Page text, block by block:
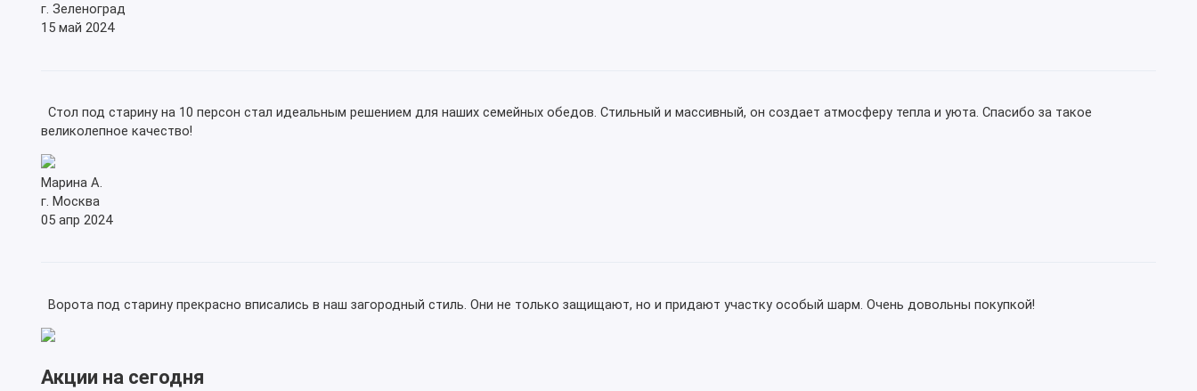
г. Зеленоград
15 май 2024
Стол под старину на 10 персон стал идеальным решением для наших семейных обедов. Стильный и массивный, он создает атмосферу тепла и уюта. Спасибо за такое
великолепное качество!
Марина А.
г. Москва
05 апр 2024
Ворота под старину прекрасно вписались в наш загородный стиль. Они не только защищают, но и придают участку особый шарм. Очень довольны покупкой!
Акции на сегодня